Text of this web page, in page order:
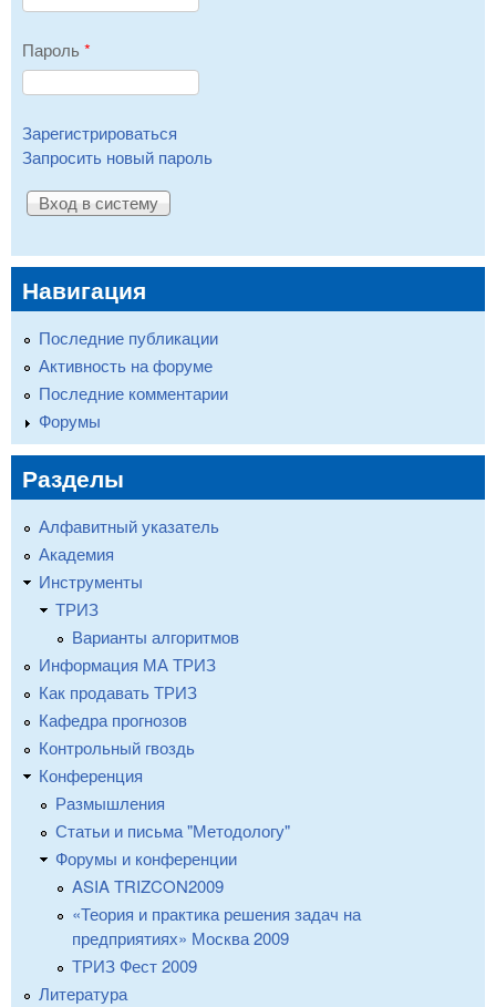
Пароль *
Зарегистрироваться
Запросить новый пароль
Навигация
Последние публикации
Активность на форуме
Последние комментарии
Форумы
Разделы
Алфавитный указатель
Академия
Инструменты
ТРИЗ
Варианты алгоритмов
Информация МА ТРИЗ
Как продавать ТРИЗ
Кафедра прогнозов
Контрольный гвоздь
Конференция
Размышления
Статьи и письма "Методологу"
Форумы и конференции
ASIA TRIZCON2009
«Теория и практика решения задач на
предприятиях» Москва 2009
ТРИЗ Фест 2009
Литература